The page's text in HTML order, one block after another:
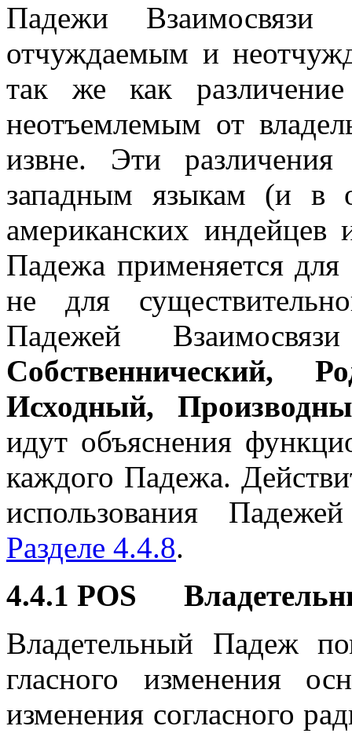
Падежи Взаимосвязи
отчуждаемым и
так же как
неотъемлемым от
извне. Эти
западным языкам (и в
американских индейцев
Падежа применяется для
не для
Падежей
Собственнический,
Исходный,
идут объяснения
каждого Падежа.
использования
Разделе 4.4.8.
4.4.1 POS
Владетельный Падеж
гласного изменения
изменения согласного